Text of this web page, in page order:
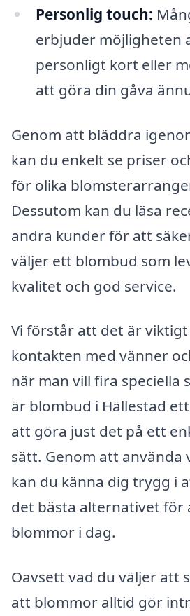
Personlig touch:
erbjuder möjligheten
personligt kort eller
att göra din gåva
Genom att bläddra
kan du enkelt se priser
för olika
Dessutom kan du läsa
andra kunder för att
väljer ett blombud som
kvalitet och god service.
Vi förstår att det är
kontakten med vänner
när man vill fira speciella
är blombud i Hällestad
att göra just det på ett
sätt. Genom att
kan du känna dig trygg i
det bästa alternativet för
blommor i dag.
Oavsett vad du väljer att
att blommor alltid gör